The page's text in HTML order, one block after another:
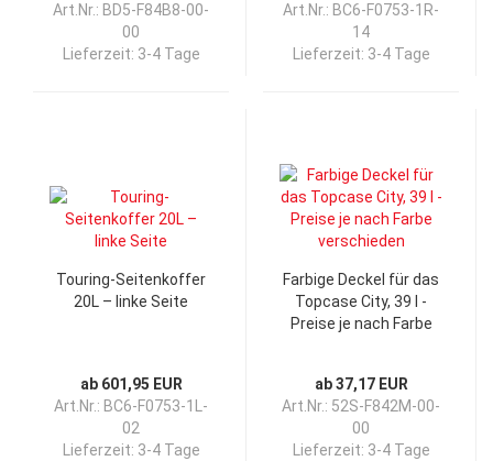
Art.Nr.: BD5-F84B8-00-
00
Lieferzeit: 3-4 Tage
Art.Nr.: BC6-F0753-1R-
14
Lieferzeit: 3-4 Tage
Touring-Seitenkoffer
20L – linke Seite
ab 601,95 EUR
Art.Nr.: BC6-F0753-1L-
02
Lieferzeit: 3-4 Tage
Farbige Deckel für das
Topcase City, 39 l -
Preise je nach Farbe
ab 37,17 EUR
Art.Nr.: 52S-F842M-00-
00
Lieferzeit: 3-4 Tage